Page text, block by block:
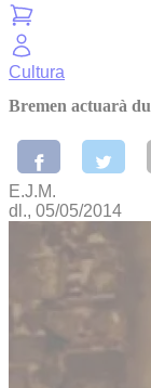
Cultura
Bremen actuarà
E.J.M.
dl., 05/05/2014